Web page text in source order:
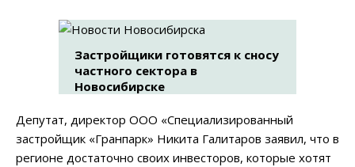
Застройщики готовятся к сносу
частного сектора в
Новосибирске
Депутат, директор ООО «Специализированный
застройщик «Гранпарк» Никита Галитаров заявил, что в
регионе достаточно своих инвесторов, которые хотят